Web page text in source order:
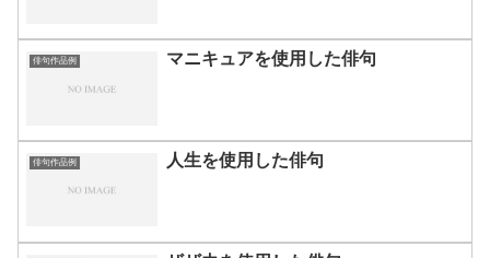
俳句作品例 マニキュアを使用した俳句
俳句作品例 人生を使用した俳句